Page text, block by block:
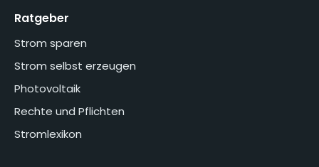
Ratgeber
Strom sparen
Strom selbst erzeugen
Photovoltaik
Rechte und Pflichten
Stromlexikon